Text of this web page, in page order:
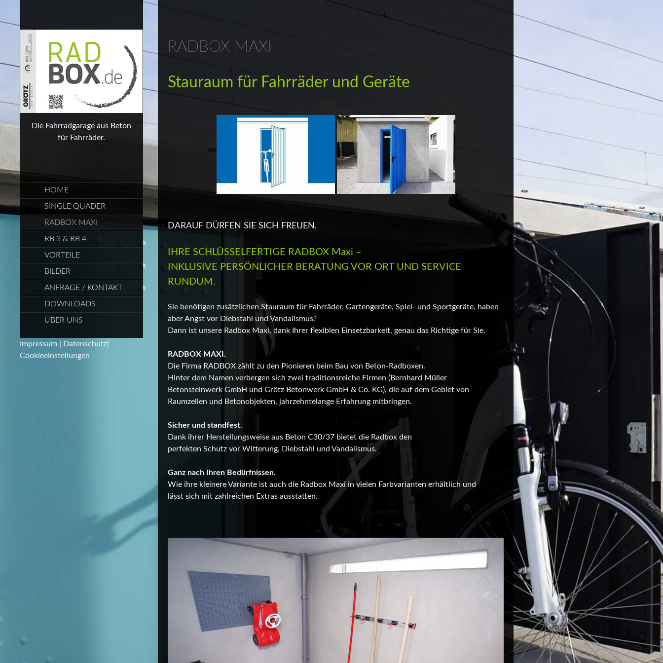
Die Fahrradgarage aus Beton
für Fahrräder.
CONTENT
HOME
SINGLE QUADER
RADBOX MAXI
RB 3 & RB 4
VORTEILE
BILDER
ANFRAGE / KONTAKT
DOWNLOADS
ÜBER UNS
Impressum Datenschutz
Cookieeinstellungen
RADBOX MAXI
Stauraum für Fahrräder und Geräte
DARAUF DÜRFEN SIE SICH FREUEN.
IHRE SCHLÜSSELFERTIGE RADBOX Maxi –
INKLUSIVE PERSÖNLICHER BERATUNG VOR ORT UND SERVICE
RUNDUM.
Sie benötigen zusätzlichen Stauraum für Fahrräder, Gartengeräte, Spiel- und Sportgeräte, haben
aber Angst vor Diebstahl und Vandalismus?
Dann ist unsere Radbox Maxi, dank Ihrer flexiblen Einsetzbarkeit, genau das Richtige für Sie.
RADBOX MAXI.
Die Firma RADBOX zählt zu den Pionieren beim Bau von Beton-Radboxen.
Hinter dem Namen verbergen sich zwei traditionsreiche Firmen (Bernhard Müller
Betonsteinwerk GmbH und Grötz Betonwerk GmbH & Co. KG), die auf dem Gebiet von
Raumzellen und Betonobjekten, jahrzehntelange Erfahrung mitbringen.
Sicher und standfest.
Dank ihrer Herstellungsweise aus Beton C30/37 bietet die Radbox den
perfekten Schutz vor Witterung, Diebstahl und Vandalismus.
Ganz nach Ihren Bedürfnissen.
Wie ihre kleinere Variante ist auch die Radbox Maxi in vielen Farbvarianten erhältlich und
lässt sich mit zahlreichen Extras ausstatten.